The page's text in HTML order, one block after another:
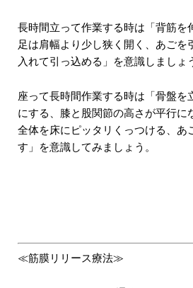
長時間立って作業する時は「背筋を
足は肩幅より少し狭く開く、あごを
入れて引っ込める」を意識しましょ
座って長時間作業する時は「骨盤を
にする、膝と股関節の高さが平行に
全体を床にピッタリくっつける、あ
す」を意識してみましょう。
≪筋膜リリース療法≫